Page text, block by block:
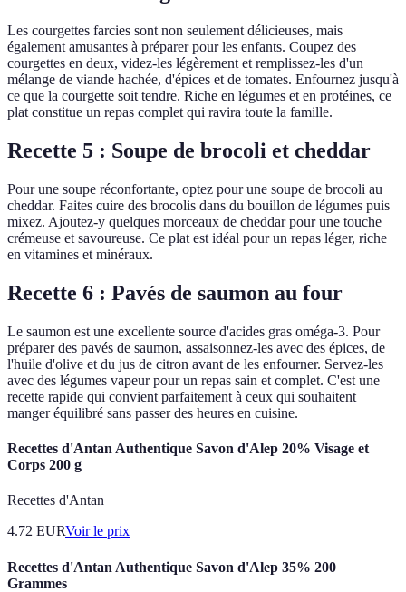
Les courgettes farcies sont non seulement délicieuses, mais
également amusantes à préparer pour les enfants. Coupez des
courgettes en deux, videz-les légèrement et remplissez-les d'un
mélange de viande hachée, d'épices et de tomates. Enfournez jusqu'à
ce que la courgette soit tendre. Riche en légumes et en protéines, ce
plat constitue un repas complet qui ravira toute la famille.
Recette 5 : Soupe de brocoli et cheddar
Pour une soupe réconfortante, optez pour une soupe de brocoli au
cheddar. Faites cuire des brocolis dans du bouillon de légumes puis
mixez. Ajoutez-y quelques morceaux de cheddar pour une touche
crémeuse et savoureuse. Ce plat est idéal pour un repas léger, riche
en vitamines et minéraux.
Recette 6 : Pavés de saumon au four
Le saumon est une excellente source d'acides gras oméga-3. Pour
préparer des pavés de saumon, assaisonnez-les avec des épices, de
l'huile d'olive et du jus de citron avant de les enfourner. Servez-les
avec des légumes vapeur pour un repas sain et complet. C'est une
recette rapide qui convient parfaitement à ceux qui souhaitent
manger équilibré sans passer des heures en cuisine.
Recettes d'Antan Authentique Savon d'Alep 20% Visage et
Corps 200 g
Recettes d'Antan
4.72 EURVoir le prix
Recettes d'Antan Authentique Savon d'Alep 35% 200
Grammes